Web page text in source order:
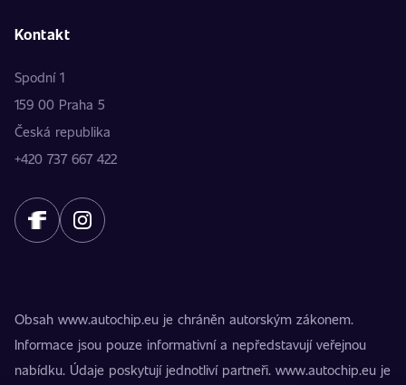
Kontakt
Spodní 1
159 00 Praha 5
Česká republika
+420 737 667 422
Obsah www.autochip.eu je chráněn autorským zákonem.
Informace jsou pouze informativní a nepředstavují veřejnou
nabídku. Údaje poskytují jednotliví partneři. www.autochip.eu je